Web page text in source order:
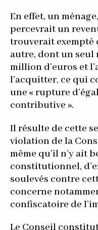
En effet, un
percevrait un
trouverait exempté
autre, dont un seul
million d’euros et
l’acquitter, ce qui
une « rupture
contributive ».
Il résulte de cette
violation de la
même qu’il n’y ait
constitutionnel,
soulevés contre
concerne
confiscatoire de